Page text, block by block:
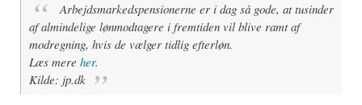
Arbejdsmarkedspensionerne er i dag så gode, at tusinder
af almindelige lønmodtagere i fremtiden vil blive ramt af
modregning, hvis de vælger tidlig efterløn.
Læs mere her.
Kilde: jp.dk